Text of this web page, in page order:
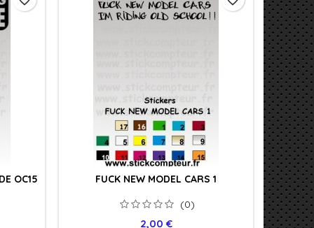
OC15
FUCK NEW MODEL CARS 1
(0)
Prix
2,00 €